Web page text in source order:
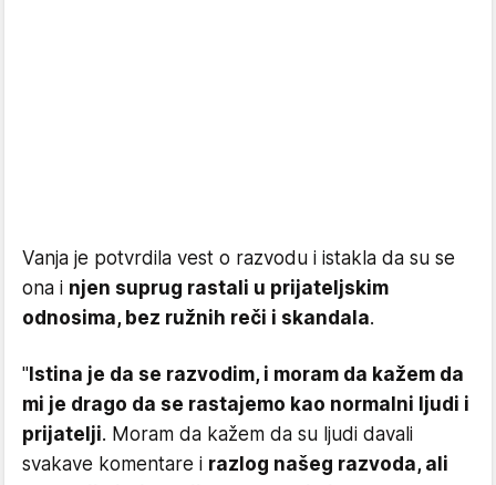
Vanja je potvrdila vest o razvodu i istakla da su se
ona i njen suprug rastali u prijateljskim
odnosima, bez ružnih reči i skandala.
" Istina je da se razvodim, i moram da kažem da
mi je drago da se rastajemo kao normalni ljudi i
prijatelji. Moram da kažem da su ljudi davali
svakave komentare i razlog našeg razvoda, ali